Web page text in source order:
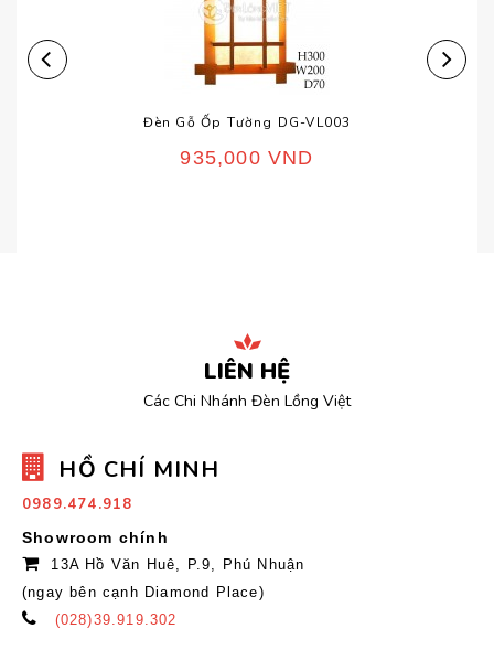
Đèn Gỗ Ốp Tường DG-VL003
935,000 VND
LIÊN HỆ
Các Chi Nhánh Đèn Lồng Việt
HỒ CHÍ MINH
0989.474.918
Showroom chính
13A Hồ Văn Huê, P.9, Phú Nhuận
(ngay bên cạnh Diamond Place)
(028)39.919.302